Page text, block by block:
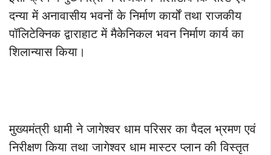
दन्या में अनावासीय भवनों के निर्माण कार्यों तथा राजकीय
पॉलिटेक्निक द्वाराहाट में मैकेनिकल भवन निर्माण कार्य का
शिलान्यास किया।
मुख्यमंत्री धामी ने जागेश्वर धाम परिसर का पैदल भ्रमण एवं
निरीक्षण किया तथा जागेश्वर धाम मास्टर प्लान की विस्तृत